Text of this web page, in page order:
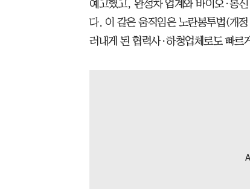
예고했고, 완성차 업계와 바이오·통
다. 이 같은 움직임은 노란봉투법(개
러내게 된 협력사·하청업체로도 빠르